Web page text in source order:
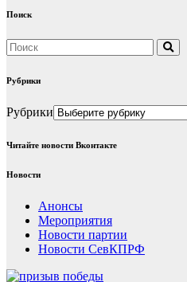
Поиск
Рубрики
Рубрики
Читайте новости Вконтакте
Новости
Анонсы
Мероприятия
Новости партии
Новости СевКПРФ